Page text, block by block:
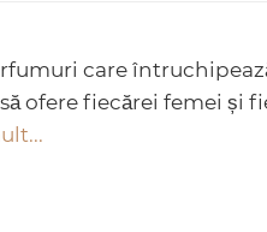
care
ofere fiecărei femei și